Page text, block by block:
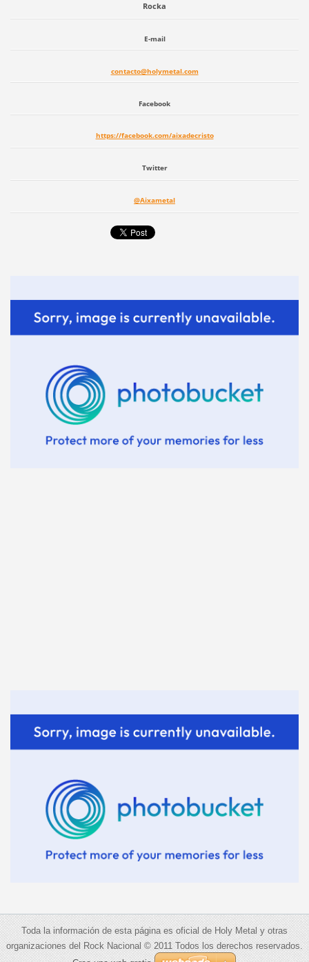
Rocka
E-mail
contacto@holymetal.com
Facebook
https://facebook.com/aixadecristo
Twitter
@Aixametal
Toda la información de esta página es oficial de Holy Metal y otras
organizaciones del Rock Nacional © 2011 Todos los derechos reservados.